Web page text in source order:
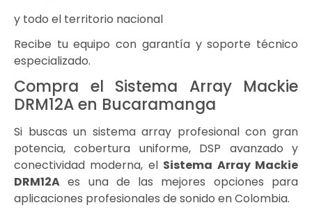
y todo el territorio nacional
Recibe tu equipo con garantía y soporte técnico
especializado.
Compra el Sistema Array Mackie
DRM12A en Bucaramanga
Si buscas un sistema array profesional con gran
potencia, cobertura uniforme, DSP avanzado y
conectividad moderna, el Sistema Array Mackie
DRM12A es una de las mejores opciones para
aplicaciones profesionales de sonido en Colombia.